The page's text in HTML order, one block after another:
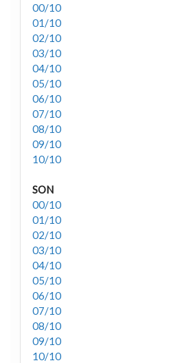
00/10
01/10
02/10
03/10
04/10
05/10
06/10
07/10
08/10
09/10
10/10
SON
00/10
01/10
02/10
03/10
04/10
05/10
06/10
07/10
08/10
09/10
10/10